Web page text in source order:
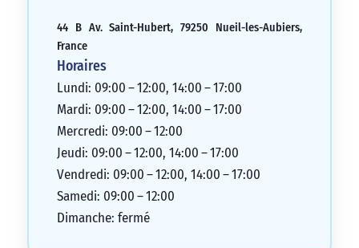
44 B Av. Saint-Hubert, 79250 Nueil-les-Aubiers,
France
Horaires
Lundi: 09:00 – 12:00, 14:00 – 17:00
Mardi: 09:00 – 12:00, 14:00 – 17:00
Mercredi: 09:00 – 12:00
Jeudi: 09:00 – 12:00, 14:00 – 17:00
Vendredi: 09:00 – 12:00, 14:00 – 17:00
Samedi: 09:00 – 12:00
Dimanche: fermé